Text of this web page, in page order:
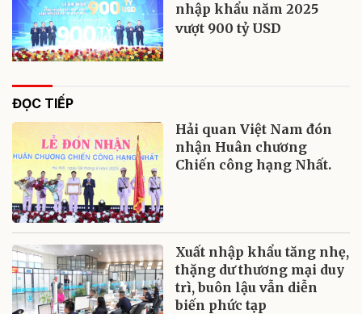
nhập khẩu năm 2025
vượt 900 tỷ USD
ĐỌC TIẾP
Hải quan Việt Nam đón
nhận Huân chương
Chiến công hạng Nhất.
Xuất nhập khẩu tăng nhẹ,
thặng dư thương mại duy
trì, buôn lậu vẫn diễn
biến phức tạp